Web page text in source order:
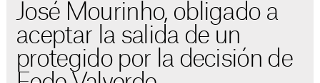
José Mourinho, obligado a
aceptar la salida de un
protegido por la decisión de